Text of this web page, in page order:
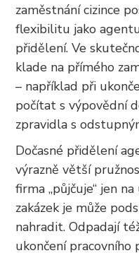
zaměstnání cizince
flexibilitu jako
přidělení. Ve
klade na přímého
– například při
počítat s výpovědní
zpravidla s
Dočasné přidělení
výrazně větší
firma „půjčuje“ jen
zakázek je může
nahradit. Odpadají
ukončení pracovního